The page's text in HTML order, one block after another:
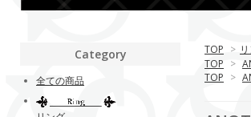
TOP >
TOP >
TOP >
Category
全ての商品